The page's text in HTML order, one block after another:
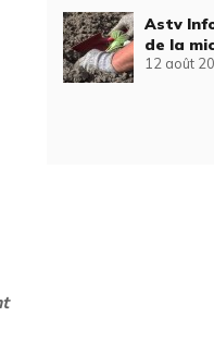
Astv
de la
12 août